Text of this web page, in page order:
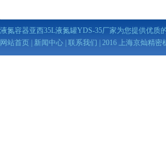
液氮容器亚西35L液氮罐YDS-35厂家为您提供优质
网站首页
新闻中心 联系我们 | 2016 上海京灿精密